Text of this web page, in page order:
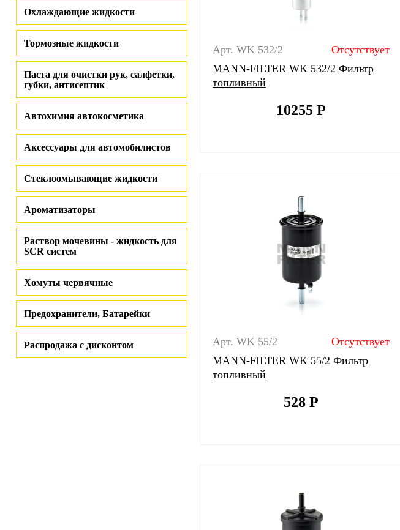
Охлаждающие жидкости
Тормозные жидкости
Паста для очистки рук, салфетки,
губки, антисептик
Автохимия автокосметика
Аксессуары для автомобилистов
Стеклоомывающие жидкости
Ароматизаторы
Раствор мочевины - жидкость для
SCR систем
Хомуты червячные
Предохранители, Батарейки
Распродажа с дисконтом
Арт. WK 532/2
Отсутствует
MANN-FILTER WK 532/2 Фильтр
топливный
10255 Р
Арт. WK 55/2
Отсутствует
MANN-FILTER WK 55/2 Фильтр
топливный
528 Р